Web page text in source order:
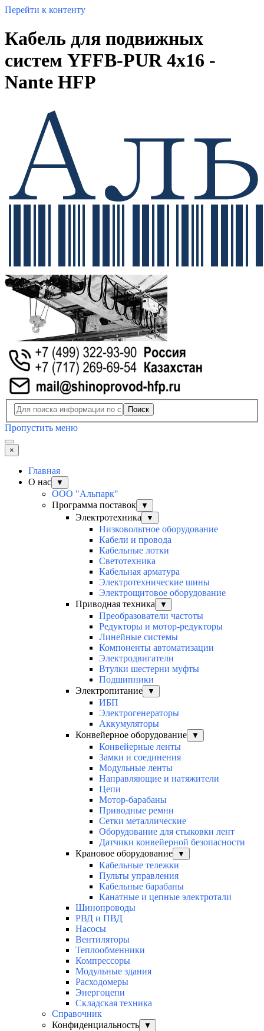
Перейти к контенту
Кабель для подвижных
систем YFFB-PUR 4x16 -
Nante HFP
Поиск
Пропустить меню
×
Главная
О нас
▼
ООО "Альпарк"
Программа поставок
▼
Электротехника ▼
Низковольтное оборудование
Кабели и провода
Кабельные лотки
Светотехника
Кабельная арматура
Электротехнические шины
Электрощитовое оборудование
Приводная техника
▼
Преобразователи частоты
Редукторы и мотор-редукторы
Линейные системы
Компоненты автоматизации
Электродвигатели
Втулки шестерни муфты
Подшипники
Электропитание
▼
ИБП
Электрогенераторы
Аккумуляторы
Конвейерное оборудование
▼
Конвейерные ленты
Замки и соединения
Модульные ленты
Направляющие и натяжители
Цепи
Мотор-барабаны
Приводные ремни
Сетки металлические
Оборудование для стыковки лент
Датчики конвейерной безопасности
Крановое оборудование
▼
Кабельные тележки
Пульты управления
Кабельные барабаны
Канатные и цепные электротали
Шинопроводы
РВД и ПВД
Насосы
Вентиляторы
Теплообменники
Компрессоры
Модульные здания
Расходомеры
Энергоцепи
Складская техника
Справочник
Конфиденциальность
▼